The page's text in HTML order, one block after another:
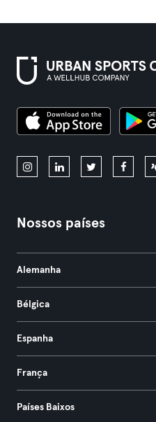
Nossos países
Alemanha
Bélgica
Espanha
França
Países Baixos